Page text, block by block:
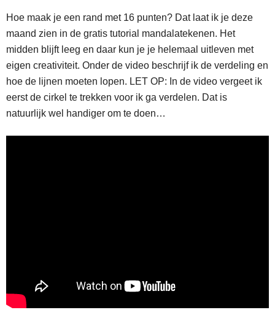
Hoe maak je een rand met 16 punten? Dat laat ik je deze
maand zien in de gratis tutorial mandalatekenen. Het
midden blijft leeg en daar kun je je helemaal uitleven met
eigen creativiteit. Onder de video beschrijf ik de verdeling en
hoe de lijnen moeten lopen. LET OP: In de video vergeet ik
eerst de cirkel te trekken voor ik ga verdelen. Dat is
natuurlijk wel handiger om te doen…